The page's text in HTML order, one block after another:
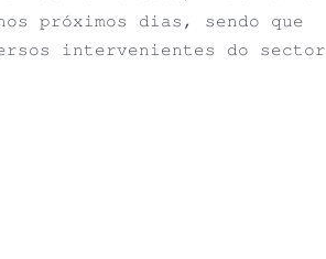
próximos dias, sendo que
intervenientes do sector